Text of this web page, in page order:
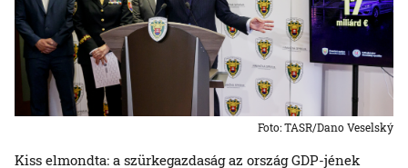
Foto: TASR/Dano Veselský
Kiss elmondta: a szürkegazdaság az ország GDP-jének